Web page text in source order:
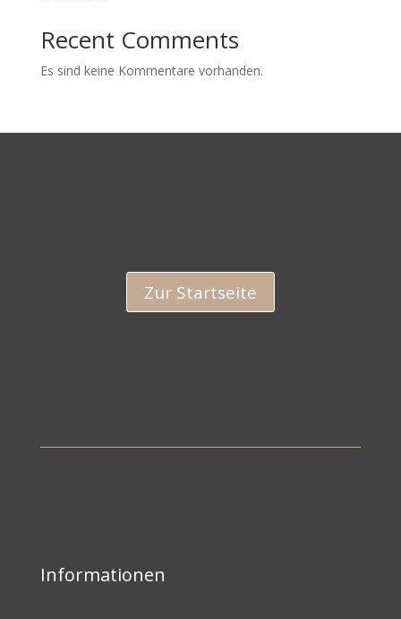
Recent Comments
Es sind keine Kommentare vorhanden.
Zur Startseite
Informationen